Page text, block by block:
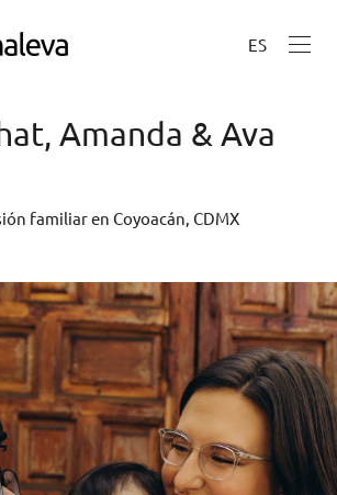
ES
Amanda & Ava
familiar en Coyoacán, CDMX